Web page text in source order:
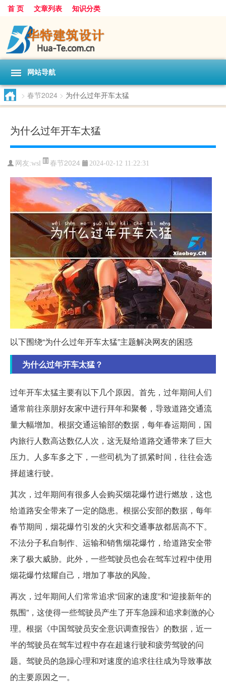
首 页 文章列表 知识分类
网站导航
> 春节2024 > 为什么过年开车太猛
为什么过年开车太猛
网友:wsl 春节2024 2024-02-12 11:22:31
以下围绕“为什么过年开车太猛”主题解决网友的困惑
为什么过年开车太猛？
过年开车太猛主要有以下几个原因。首先，过年期间人们
通常前往亲朋好友家中进行拜年和聚餐，导致道路交通流
量大幅增加。根据交通运输部的数据，每年春运期间，国
内旅行人数高达数亿人次，这无疑给道路交通带来了巨大
压力。人多车多之下，一些司机为了抓紧时间，往往会选
择超速行驶。
其次，过年期间有很多人会购买烟花爆竹进行燃放，这也
给道路安全带来了一定的隐患。根据公安部的数据，每年
春节期间，烟花爆竹引发的火灾和交通事故都居高不下。
不法分子私自制作、运输和销售烟花爆竹，给道路安全带
来了极大威胁。此外，一些驾驶员也会在驾车过程中使用
烟花爆竹炫耀自己，增加了事故的风险。
再次，过年期间人们常常追求“回家的速度”和“迎接新年的
氛围”，这使得一些驾驶员产生了开车急躁和追求刺激的心
理。根据《中国驾驶员安全意识调查报告》的数据，近一
半的驾驶员在驾车过程中存在超速行驶和疲劳驾驶的问
题。驾驶员的急躁心理和对速度的追求往往成为导致事故
的主要原因之一。